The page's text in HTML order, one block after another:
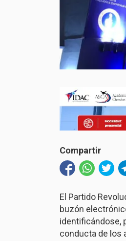
Compartir
El Partido
buzón
identificándose,
conducta de los